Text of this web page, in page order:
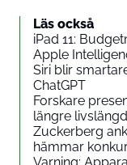
Läs också
iPad 11:
Apple
Siri blir
ChatGPT
Forskare
längre livslängd
Zuckerberg
hämmar